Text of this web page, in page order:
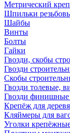
Метрический
Шпильки
Шайбы
Винты
Болты
Гайки
Гвозди, скобы
Гвозди
Скобы
Гвозди толевые,
Гвозди финишные
Крепёж для
Кляймеры для
Уголки